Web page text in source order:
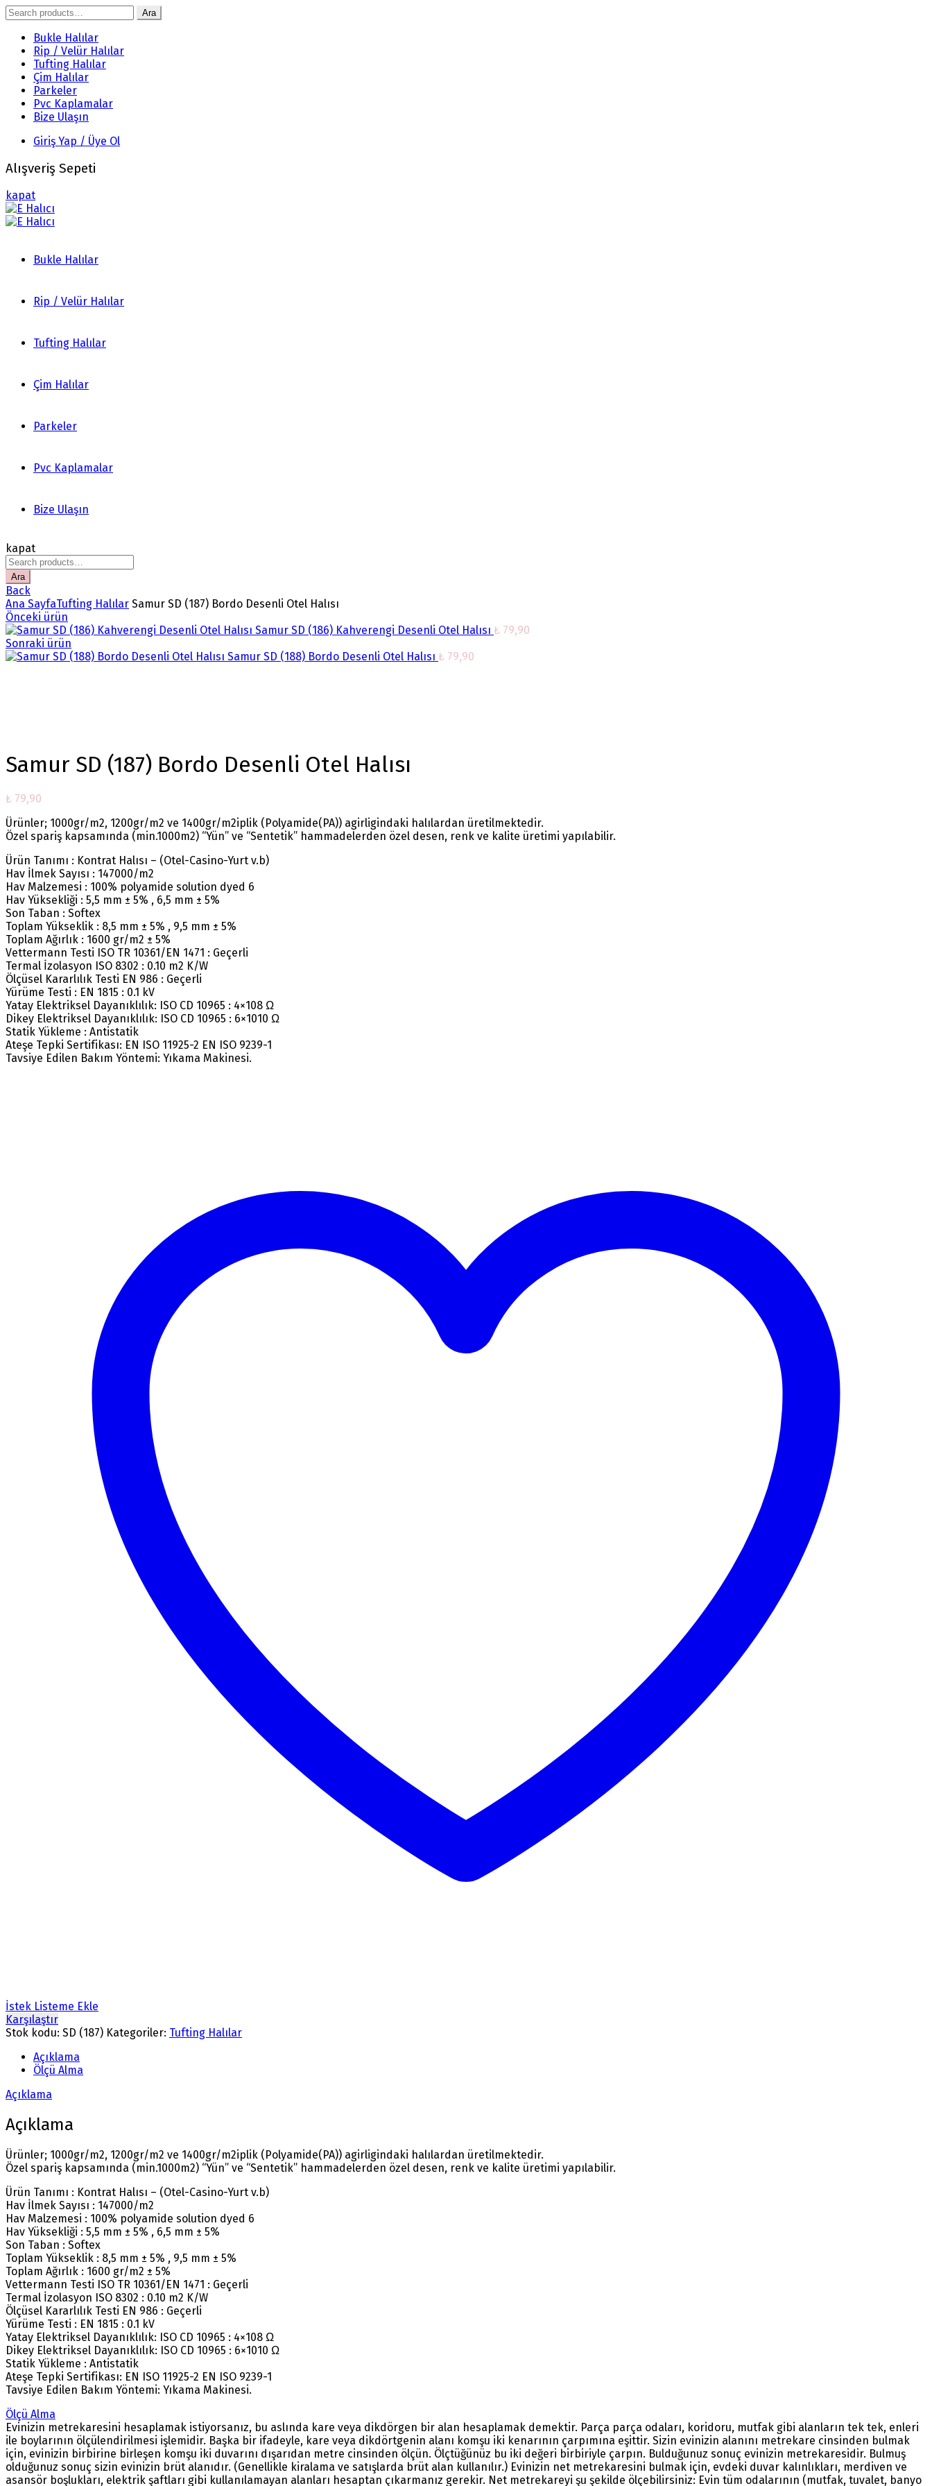
Search
for:
Ara
Bukle Halılar
Rip / Velür Halılar
Tufting Halılar
Çim Halılar
Parkeler
Pvc Kaplamalar
Bize Ulaşın
Giriş Yap / Üye Ol
Alışveriş Sepeti
kapat
Bukle Halılar
Rip / Velür Halılar
Tufting Halılar
Çim Halılar
Parkeler
Pvc Kaplamalar
Bize Ulaşın
kapat
Search
for:
Ara
Back
Ana SayfaTufting Halılar Samur SD (187) Bordo Desenli Otel Halısı
Önceki ürün
Samur SD (186) Kahverengi Desenli Otel Halısı ₺ 79,90
Sonraki ürün
Samur SD (188) Bordo Desenli Otel Halısı ₺ 79,90
Samur SD (187) Bordo Desenli Otel Halısı
₺ 79,90
Ürünler; 1000gr/m2, 1200gr/m2 ve 1400gr/m2iplik (Polyamide(PA)) agirligindaki halılardan üretilmektedir.
Özel spariş kapsamında (min.1000m2) “Yün” ve “Sentetik” hammadelerden özel desen, renk ve kalite üretimi yapılabilir.
Ürün Tanımı : Kontrat Halısı – (Otel-Casino-Yurt v.b)
Hav İlmek Sayısı : 147000/m2
Hav Malzemesi : 100% polyamide solution dyed 6
Hav Yüksekliği : 5,5 mm ± 5% , 6,5 mm ± 5%
Son Taban : Softex
Toplam Yükseklik : 8,5 mm ± 5% , 9,5 mm ± 5%
Toplam Ağırlık : 1600 gr/m2 ± 5%
Vettermann Testi ISO TR 10361/EN 1471 : Geçerli
Termal İzolasyon ISO 8302 : 0.10 m2 K/W
Ölçüsel Kararlılık Testi EN 986 : Geçerli
Yürüme Testi : EN 1815 : 0.1 kV
Yatay Elektriksel Dayanıklılık: ISO CD 10965 : 4×108 Ω
Dikey Elektriksel Dayanıklılık: ISO CD 10965 : 6×1010 Ω
Statik Yükleme : Antistatik
Ateşe Tepki Sertifikası: EN ISO 11925-2 EN ISO 9239-1
Tavsiye Edilen Bakım Yöntemi: Yıkama Makinesi.
İstek Listeme Ekle
Karşılaştır
Stok kodu: SD (187) Kategoriler: Tufting Halılar
Açıklama
Ölçü Alma
Açıklama
Açıklama
Ürünler; 1000gr/m2, 1200gr/m2 ve 1400gr/m2iplik (Polyamide(PA)) agirligindaki halılardan üretilmektedir.
Özel spariş kapsamında (min.1000m2) “Yün” ve “Sentetik” hammadelerden özel desen, renk ve kalite üretimi yapılabilir.
Ürün Tanımı : Kontrat Halısı – (Otel-Casino-Yurt v.b)
Hav İlmek Sayısı : 147000/m2
Hav Malzemesi : 100% polyamide solution dyed 6
Hav Yüksekliği : 5,5 mm ± 5% , 6,5 mm ± 5%
Son Taban : Softex
Toplam Yükseklik : 8,5 mm ± 5% , 9,5 mm ± 5%
Toplam Ağırlık : 1600 gr/m2 ± 5%
Vettermann Testi ISO TR 10361/EN 1471 : Geçerli
Termal İzolasyon ISO 8302 : 0.10 m2 K/W
Ölçüsel Kararlılık Testi EN 986 : Geçerli
Yürüme Testi : EN 1815 : 0.1 kV
Yatay Elektriksel Dayanıklılık: ISO CD 10965 : 4×108 Ω
Dikey Elektriksel Dayanıklılık: ISO CD 10965 : 6×1010 Ω
Statik Yükleme : Antistatik
Ateşe Tepki Sertifikası: EN ISO 11925-2 EN ISO 9239-1
Tavsiye Edilen Bakım Yöntemi: Yıkama Makinesi.
Ölçü Alma
Evinizin metrekaresini hesaplamak istiyorsanız, bu aslında kare veya dikdörgen bir alan hesaplamak demektir. Parça parça odaları, koridoru, mutfak gibi alanların tek tek, enleri
ile boylarının ölçülendirilmesi işlemidir. Başka bir ifadeyle, kare veya dikdörtgenin alanı komşu iki kenarının çarpımına eşittir. Sizin evinizin alanını metrekare cinsinden bulmak
için, evinizin birbirine birleşen komşu iki duvarını dışarıdan metre cinsinden ölçün. Ölçtüğünüz bu iki değeri birbiriyle çarpın. Bulduğunuz sonuç evinizin metrekaresidir. Bulmuş
olduğunuz sonuç sizin evinizin brüt alanıdır. (Genellikle kiralama ve satışlarda brüt alan kullanılır.) Evinizin net metrekaresini bulmak için, evdeki duvar kalınlıkları, merdiven ve
asansör boşlukları, elektrik şaftları gibi kullanılamayan alanları hesaptan çıkarmanız gerekir. Net metrekareyi şu şekilde ölçebilirsiniz: Evin tüm odalarının (mutfak, tuvalet, banyo